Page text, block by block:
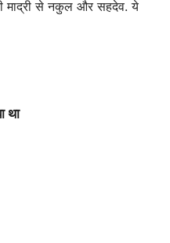
माद्री से नकुल और सहदेव. ये
था